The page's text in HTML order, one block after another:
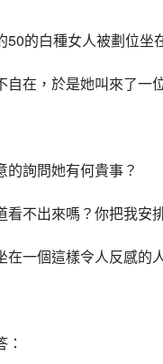
50的白種女人被劃位坐
自在，於是她叫來了一
的詢問她有何貴事？
看不出來嗎？你把我安
在一個這樣令人反感的